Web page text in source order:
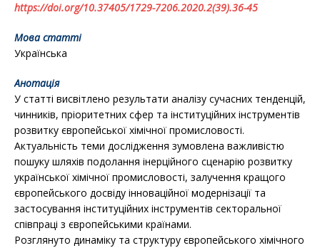
https://doi.org/10.37405/1729-7206.2020.2(39).36-45
Мова статті
Українська
Анотація
У статті висвітлено результати аналізу сучасних тенденцій,
чинників, пріоритетних сфер та інституційних інструментів
розвитку європейської хімічної промисловості.
Актуальність теми дослідження зумовлена важливістю
пошуку шляхів подолання інерційного сценарію розвитку
української хімічної промисловості, залучення кращого
європейського досвіду інноваційної модернізації та
застосування інституційних інструментів секторальної
співпраці з європейськими країнами.
Розглянуто динаміку та структуру європейського хімічного